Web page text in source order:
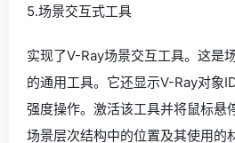
5.场景交互式工具
实现了V-Ray场景交互工具。这是
的通用工具。它还显示V-Ray对象
强度操作。激活该工具并将鼠标悬
场景层次结构中的位置及其使用的